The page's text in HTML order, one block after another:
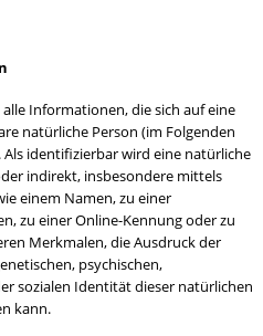
Zubehör
Zubehör
Informationen, die sich auf eine
natürliche Person (im Folgenden
Als identifizierbar wird eine natürliche
indirekt, insbesondere mittels
einem Namen, zu einer
zu einer Online-Kennung oder zu
Merkmalen, die Ausdruck der
psychischen,
sozialen Identität dieser natürlichen
kann.